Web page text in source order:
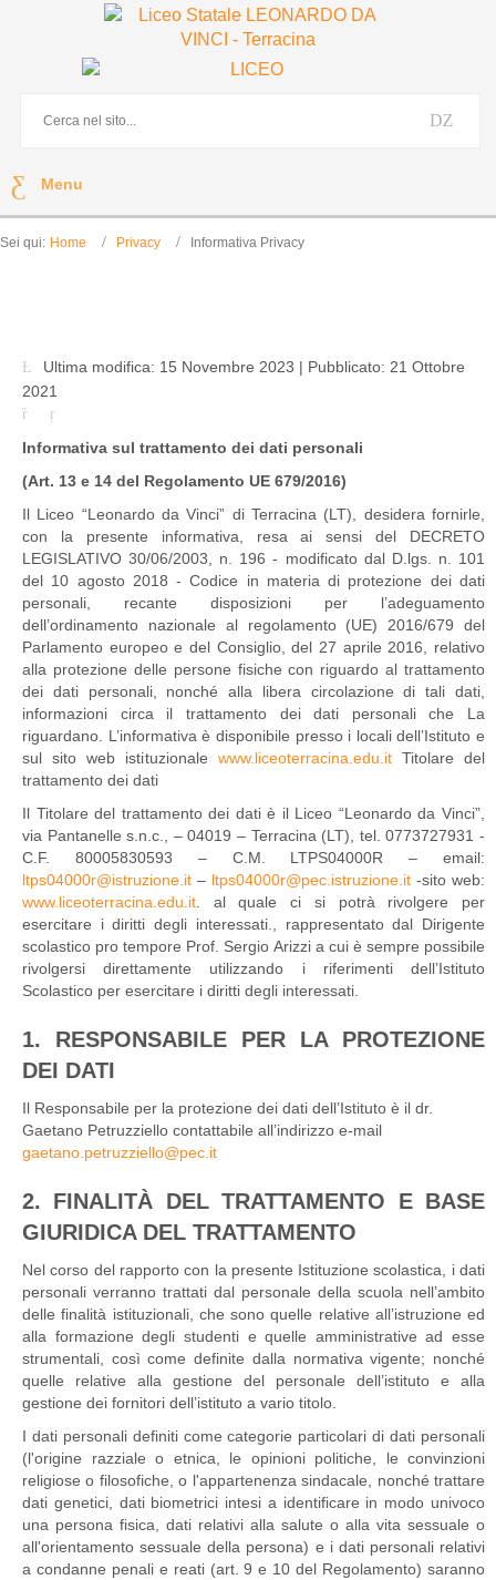
Menu
Sei qui: Home Privacy Informativa Privacy
Ultima modifica: 15 Novembre 2023 | Pubblicato: 21 Ottobre
2021
Informativa sul trattamento dei dati personali
(Art. 13 e 14 del Regolamento UE 679/2016)
Il Liceo “Leonardo da Vinci” di Terracina (LT), desidera fornirle,
con la presente informativa, resa ai sensi del DECRETO
LEGISLATIVO 30/06/2003, n. 196 - modificato dal D.lgs. n. 101
del 10 agosto 2018 - Codice in materia di protezione dei dati
personali, recante disposizioni per l’adeguamento
dell’ordinamento nazionale al regolamento (UE) 2016/679 del
Parlamento europeo e del Consiglio, del 27 aprile 2016, relativo
alla protezione delle persone fisiche con riguardo al trattamento
dei dati personali, nonché alla libera circolazione di tali dati,
informazioni circa il trattamento dei dati personali che La
riguardano. L’informativa è disponibile presso i locali dell’Istituto e
sul sito web istituzionale www.liceoterracina.edu.itTitolare del
trattamento dei dati
Il Titolare del trattamento dei dati è il Liceo “Leonardo da Vinci”,
via Pantanelle s.n.c., – 04019 – Terracina (LT), tel. 0773727931 -
C.F. 80005830593 – C.M. LTPS04000R – email:
ltps04000r@istruzione.it – ltps04000r@pec.istruzione.it -sito web:
www.liceoterracina.edu.it . al quale ci si potrà rivolgere per
esercitare i diritti degli interessati., rappresentato dal Dirigente
scolastico pro tempore Prof. Sergio Arizzi a cui è sempre possibile
rivolgersi direttamente utilizzando i riferimenti dell’Istituto
Scolastico per esercitare i diritti degli interessati.
1. RESPONSABILE PER LA PROTEZIONE
DEI DATI
Il Responsabile per la protezione dei dati dell’Istituto è il dr.
Gaetano Petruzziello contattabile all’indirizzo e-mail
gaetano.petruzziello@pec.it
2. FINALITÀ DEL TRATTAMENTO E BASE
GIURIDICA DEL TRATTAMENTO
Nel corso del rapporto con la presente Istituzione scolastica, i dati
personali verranno trattati dal personale della scuola nell’ambito
delle finalità istituzionali, che sono quelle relative all’istruzione ed
alla formazione degli studenti e quelle amministrative ad esse
strumentali, così come definite dalla normativa vigente; nonché
quelle relative alla gestione del personale dell’istituto e alla
gestione dei fornitori dell’istituto a vario titolo.
I dati personali definiti come categorie particolari di dati personali
(l'origine razziale o etnica, le opinioni politiche, le convinzioni
religiose o filosofiche, o l'appartenenza sindacale, nonché trattare
dati genetici, dati biometrici intesi a identificare in modo univoco
una persona fisica, dati relativi alla salute o alla vita sessuale o
all'orientamento sessuale della persona) e i dati personali relativi
a condanne penali e reati (art. 9 e 10 del Regolamento) saranno